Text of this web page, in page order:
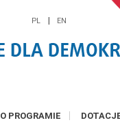
PL | EN
O PROGRAMIE